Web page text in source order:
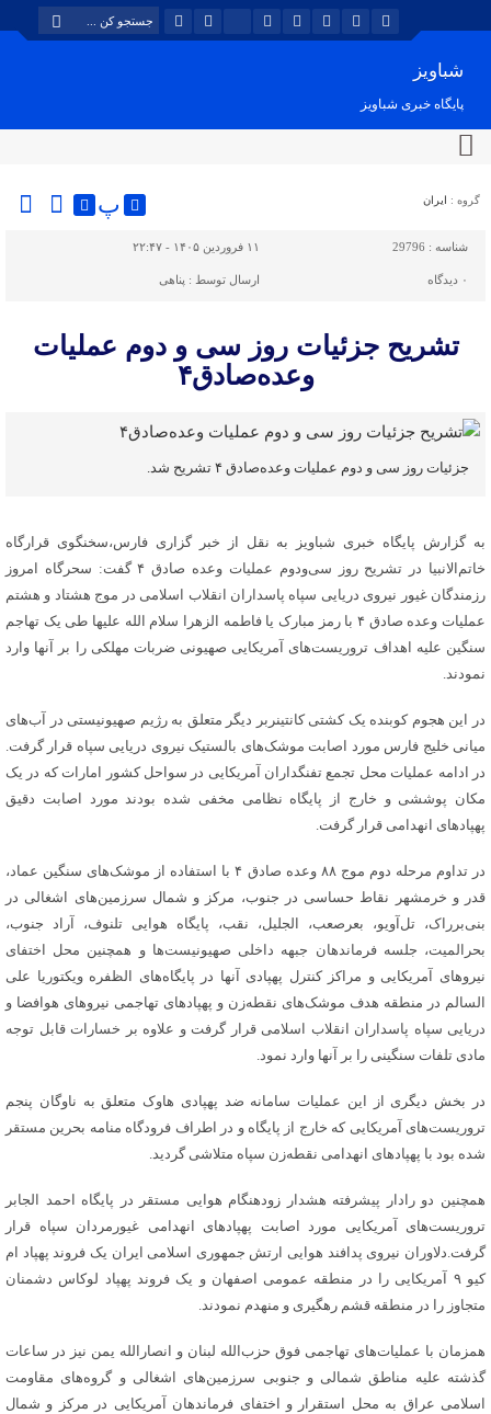
شباویز
پایگاه خبری شباویز
گروه : ایران پ
شناسه : 29796 ۱۱ فروردین ۱۴۰۵ - ۲۲:۴۷
۰ دیدگاه ارسال توسط : پناهی
تشریح جزئیات روز سی و دوم عملیات
وعده‌صادق۴
جزئیات روز سی و دوم عملیات وعده‌صادق ۴ تشریح شد.
به گزارش پایگاه خبری شباویز به نقل از خبر گزاری فارس،سخنگوی قرارگاه
خاتم‌الانبیا در تشریح روز سی‌ودوم عملیات وعده صادق ۴ گفت: سحرگاه امروز
رزمندگان غیور نیروی دریایی سپاه پاسداران انقلاب اسلامی در موج هشتاد و هشتم
عملیات وعده صادق ۴ با رمز مبارک یا فاطمه الزهرا سلام الله علیها طی یک تهاجم
سنگین علیه اهداف تروریست‌های آمریکایی صهیونی ضربات مهلکی را بر آنها وارد
نمودند.
در این هجوم کوبنده یک کشتی کانتینربر دیگر متعلق به رژیم صهیونیستی در آب‌های
میانی خلیج فارس مورد اصابت موشک‌های بالستیک نیروی دریایی سپاه قرار گرفت.
در ادامه عملیات محل تجمع تفنگداران آمریکایی در سواحل کشور امارات که در یک
مکان پوششی و خارج از پایگاه نظامی مخفی شده بودند مورد اصابت دقیق
پهپادهای انهدامی قرار گرفت.
در تداوم مرحله دوم موج ۸۸ وعده صادق ۴ با استفاده از موشک‌های سنگین عماد،
قدر و خرمشهر نقاط حساسی در جنوب، مرکز و شمال سرزمین‌های اشغالی در
بنی‌برراک، تل‌آویو، بعرصعب، الجلیل، نقب، پایگاه هوایی تلنوف، آراد جنوب،
بحرالمیت، جلسه فرماندهان جبهه داخلی صهیونیست‌ها و همچنین محل اختفای
نیروهای آمریکایی و مراکز کنترل پهپادی آنها در پایگاه‌های الظفره ویکتوریا علی
السالم در منطقه هدف موشک‌های نقطه‌زن و پهپادهای تهاجمی نیروهای هوافضا و
دریایی سپاه پاسداران انقلاب اسلامی قرار گرفت و علاوه بر خسارات قابل توجه
مادی تلفات سنگینی را بر آنها وارد نمود.
در بخش دیگری از این عملیات سامانه ضد پهپادی هاوک متعلق به ناوگان پنجم
تروریست‌های آمریکایی که خارج از پایگاه و در اطراف فرودگاه منامه بحرین مستقر
شده بود با پهپادهای انهدامی نقطه‌زن سپاه متلاشی گردید.
همچنین دو رادار پیشرفته هشدار زودهنگام هوایی مستقر در پایگاه احمد الجابر
تروریست‌های آمریکایی مورد اصابت پهپادهای انهدامی غیورمردان سپاه قرار
گرفت.دلاوران نیروی پدافند هوایی ارتش جمهوری اسلامی ایران یک فروند پهپاد ام
کیو ۹ آمریکایی را در منطقه عمومی اصفهان و یک فروند پهپاد لوکاس دشمنان
متجاوز را در منطقه قشم رهگیری و منهدم نمودند.
همزمان با عملیات‌های تهاجمی فوق حزب‌الله لبنان و انصارالله یمن نیز در ساعات
گذشته علیه مناطق شمالی و جنوبی سرزمین‌های اشغالی و گروه‌های مقاومت
اسلامی عراق به محل استقرار و اختفای فرماندهان آمریکایی در مرکز و شمال